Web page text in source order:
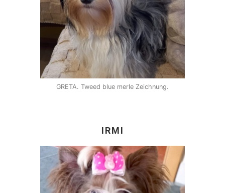
GRETA. Tweed blue merle Zeichnung.
IRMI